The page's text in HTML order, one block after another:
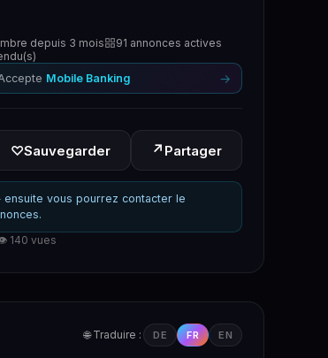
depuis 3 mois
91 annonces actives
Mobile Banking →
♡Sauvegarder ↗ Partager
vous pourrez contacter le
140 vues
🌐 Traduire : DE FR EN